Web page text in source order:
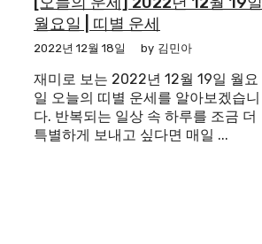
월요일 | 띠별 운세
2022년 12월 18일 by 김민아
재미로 보는 2022년 12월 19일 월요
일 오늘의 띠별 운세를 알아보겠습니
다. 반복되는 일상 속 하루를 조금 더
특별하게 보내고 싶다면 매일 ...